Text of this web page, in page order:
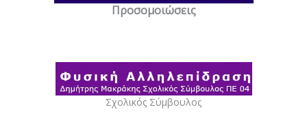
Προσομοιώσεις
Σχολικός Σύμβουλος